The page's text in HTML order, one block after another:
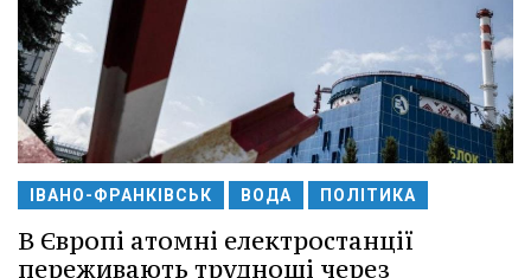
ІВАНО-ФРАНКІВСЬК ВОДА ПОЛІТИКА
В Європі атомні електростанції
переживають труднощі через